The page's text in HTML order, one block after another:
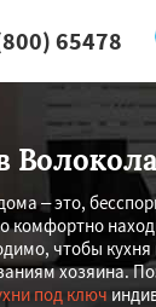
65478
– это,
комфортно
чтобы
хозяина.
под ключ